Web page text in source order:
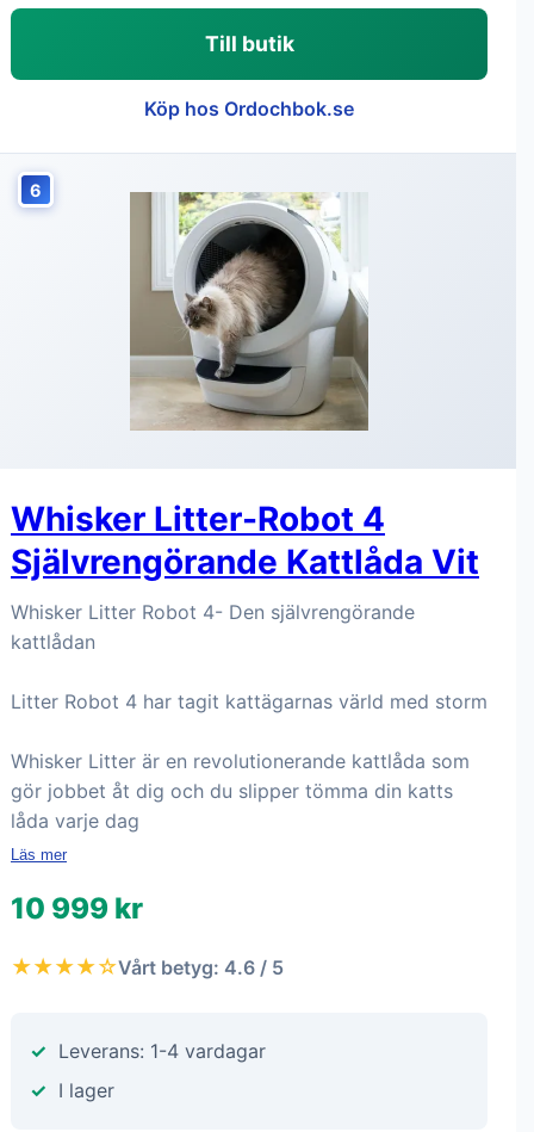
Till butik
Köp hos Ordochbok.se
6
Whisker Litter-Robot 4
Självrengörande Kattlåda Vit
Whisker Litter Robot 4- Den självrengörande
kattlådan
Litter Robot 4 har tagit kattägarnas värld med storm
Whisker Litter är en revolutionerande kattlåda som
gör jobbet åt dig och du slipper tömma din katts
låda varje dag
Läs mer
10 999 kr
★★★★☆Vårt betyg: 4.6 / 5
Leverans: 1-4 vardagar
I lager